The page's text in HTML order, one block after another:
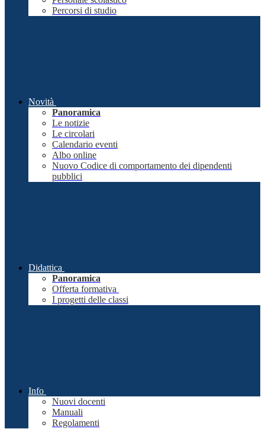
Percorsi di studio
Novità
Panoramica
Le notizie
Le circolari
Calendario eventi
Albo online
Nuovo Codice di comportamento dei dipendenti
pubblici
Didattica
Panoramica
Offerta formativa
I progetti delle classi
Info
Nuovi docenti
Manuali
Regolamenti